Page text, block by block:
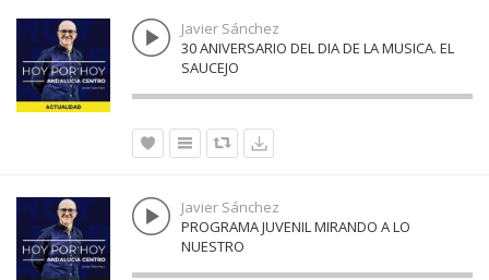
Javier Sánchez
30 ANIVERSARIO DEL DIA DE LA MUSICA. EL
SAUCEJO
Javier Sánchez
PROGRAMA JUVENIL MIRANDO A LO
NUESTRO